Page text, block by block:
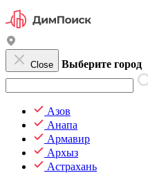
Close Выберите город
Азов
Анапа
Армавир
Архыз
Астрахань